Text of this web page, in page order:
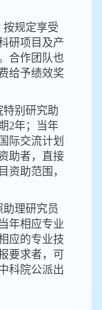
按规定享受
研项目及产
合作团队也
给予绩效奖
别研究助
2年；当年
际交流计划
助者，直接
资助范围，
理研究员
年相应专业
应的专业技
要求者，可
科院公派出